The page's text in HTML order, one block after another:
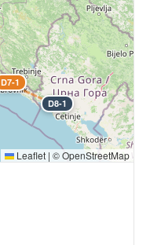
D7-1
D8-1
Leaflet | ©OpenStreetMap